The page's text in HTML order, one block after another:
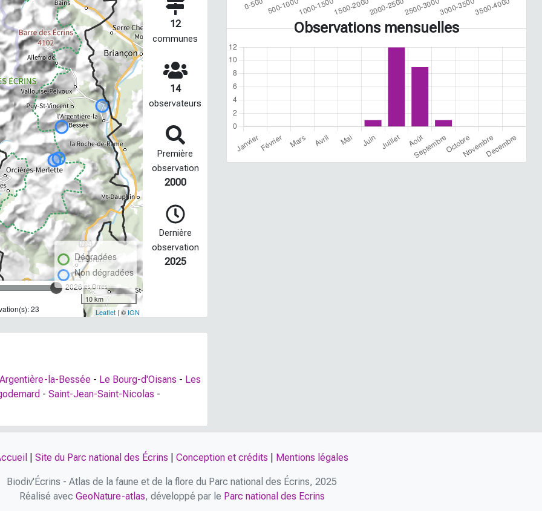
2026
23
Dégradées
Non dégradées
10 km
Leaflet| © IGN
12
communes
14
observateurs
Première
observation
2000
Dernière
observation
2025
la-Bessée - Le Bourg-d'Oisans - Les
- Saint-Jean-Saint-Nicolas -
Observations mensuelles
Site du Parc national des Écrins Conception et crédits Mentions légales
Biodiv'Écrins - Atlas de la faune et de la flore du Parc national des Écrins, 2025
Réalisé avec GeoNature-atlas, développé par le Parc national des Ecrins